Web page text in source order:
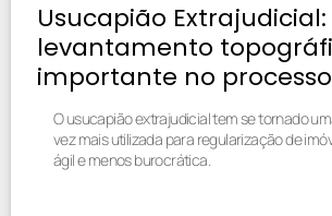
Usucapião
levantamento
importante no
O usucapião extrajudicial tem se tornado
vez mais utilizada para regularização de
ágil e menos burocrática.